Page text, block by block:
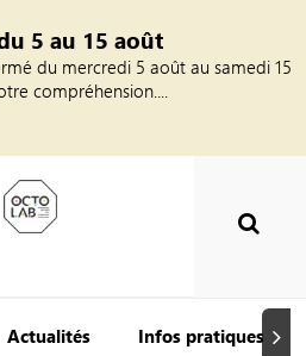
5 au 15 août
du mercredi 5 août au samedi 15
compréhension....
Actualités Infos pratiques